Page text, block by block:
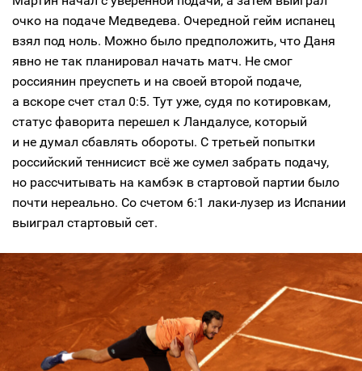
очко на подаче Медведева. Очередной гейм испанец
взял под ноль. Можно было предположить, что Даня
явно не так планировал начать матч. Не смог
россиянин преуспеть и на своей второй подаче,
а вскоре счет стал 0:5. Тут уже, судя по котировкам,
статус фаворита перешел к Ландалусе, который
и не думал сбавлять обороты. С третьей попытки
российский теннисист всё же сумел забрать подачу,
но рассчитывать на камбэк в стартовой партии было
почти нереально. Со счетом 6:1 лаки-лузер из Испании
выиграл стартовый сет.